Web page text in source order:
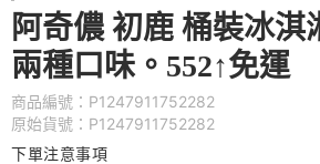
阿奇儂 初鹿 桶裝冰淇
兩種口味。552↑免運
商品編號：P1247911752282
原始貨號：P1247911752282
下單注意事項